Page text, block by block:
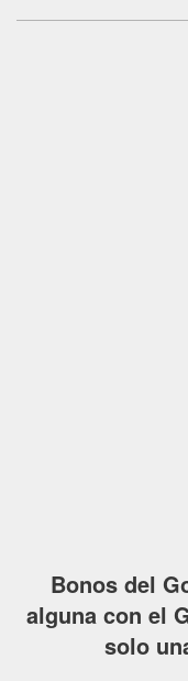
Bonos del
alguna con el
solo